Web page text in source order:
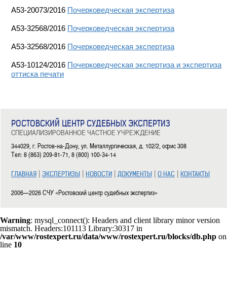
А53-20073/2016 Почерковедческая экспертиза
А53-32568/2016 Почерковедческая экспертиза
А53-32568/2016 Почерковедческая экспертиза
А53-10124/2016 Почерковедческая экспертиза и экспертиза
оттиска печати
РОСТОВСКИЙ ЦЕНТР СУДЕБНЫХ ЭКСПЕРТИЗ
СПЕЦИАЛИЗИРОВАННОЕ ЧАСТНОЕ УЧРЕЖДЕНИЕ
344029, г. Ростов-на-Дону, ул. Металлургическая, д. 102/2, офис 308
Тел: 8 (863) 209-81-71, 8 (800) 100-34-14
ГЛАВНАЯ | ЭКСПЕРТИЗЫ | НОВОСТИ | ДОКУМЕНТЫ | О НАС | КОНТАКТЫ
2006—2026 СЧУ «Ростовский центр судебных экспертиз»
Warning: mysql_connect(): Headers and client library minor version
mismatch. Headers:101113 Library:30317 in
/var/www/rostexpert.ru/data/www/rostexpert.ru/blocks/db.php on
line 10